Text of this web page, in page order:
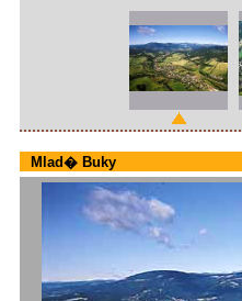
Mlad� Buky